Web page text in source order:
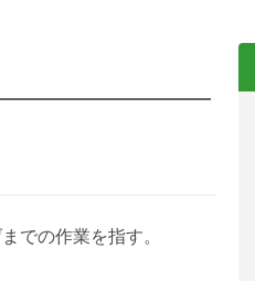
での作業を指す。